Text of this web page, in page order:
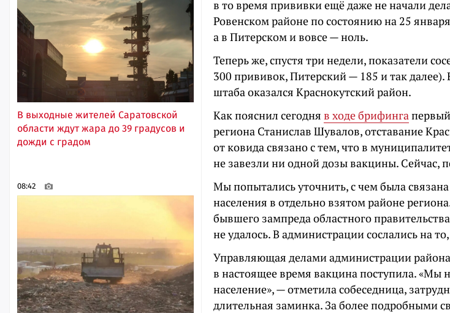
В выходные жителей Саратовской
области ждут жара до 39 градусов и
дожди с градом
08:42
в то время прививки ещё даже не начали
Ровенском районе по состоянию на 25
а в Питерском и вовсе — ноль.
Теперь же, спустя три недели, показатели
300 прививок, Питерский — 185 и так
штаба оказался Краснокутский район.
Как пояснил сегодня в ходе брифинга
региона Станислав Шувалов, отставание
от ковида связано с тем, что в
не завезли ни одной дозы вакцины. Сейчас,
Мы попытались уточнить, с чем была
населения в отдельно взятом районе
бывшего зампреда областного
не удалось. В администрации сослались на
Управляющая делами администрации
в настоящее время вакцина поступила. «Мы
население», — отметила собеседница,
длительная заминка. За более подробными